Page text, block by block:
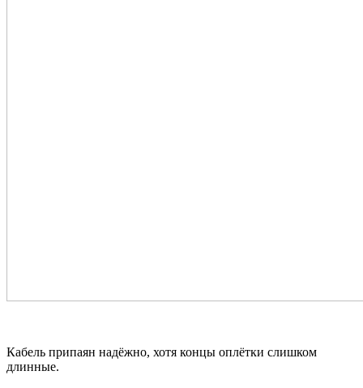
Кабель припаян надёжно, хотя концы оплётки слишком
длинные.